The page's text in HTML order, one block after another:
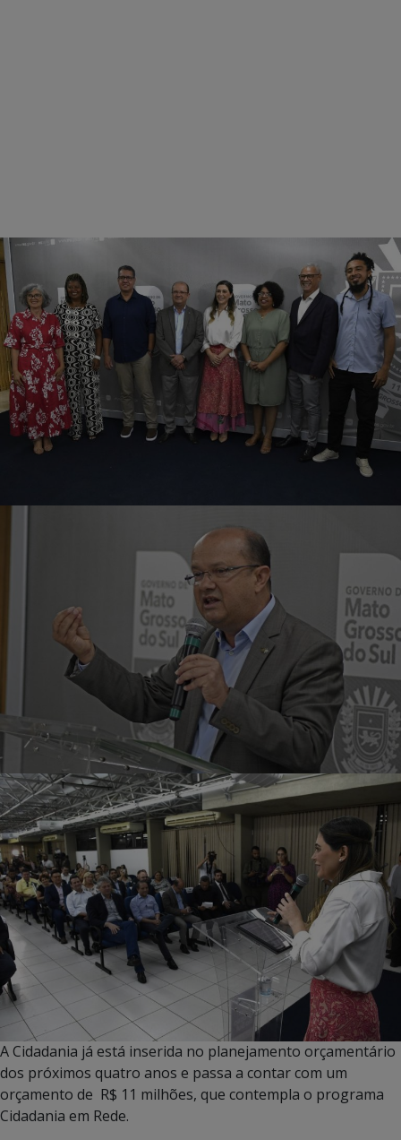
A Cidadania já está inserida no planejamento orçamentário
dos próximos quatro anos e passa a contar com um
orçamento de R$ 11 milhões, que contempla o programa
Cidadania em Rede.